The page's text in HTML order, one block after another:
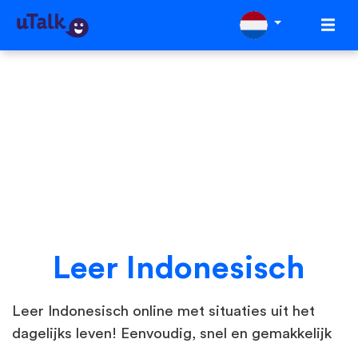
Leer Indonesisch
Leer Indonesisch online met situaties uit het
dagelijks leven! Eenvoudig, snel en gemakkelijk